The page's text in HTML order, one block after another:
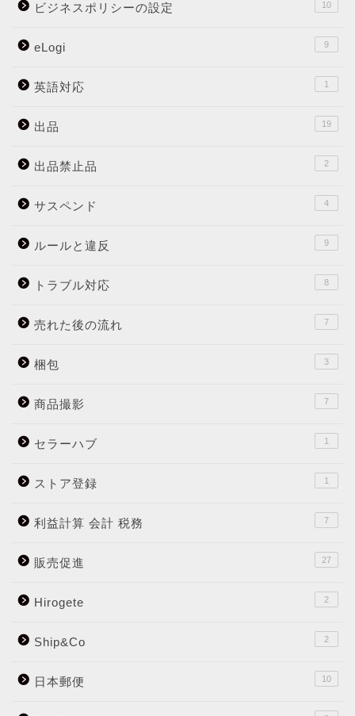
ビジネスポリシーの設定 10
eLogi 9
英語対応 1
出品 19
出品禁止品 2
サスペンド 4
ルールと違反 9
トラブル対応 8
売れた後の流れ 7
梱包 3
商品撮影 7
セラーハブ 1
ストア登録 1
利益計算 会計 税務 7
販売促進 27
Hirogete 2
Ship&Co 2
日本郵便 10